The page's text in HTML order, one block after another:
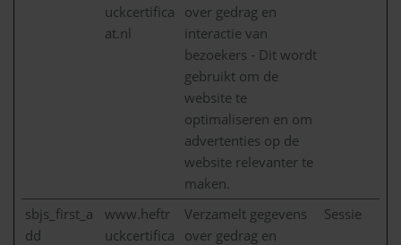
uckcertifica
at.nl
over gedrag en
interactie van
bezoekers - Dit wordt
gebruikt om de
website te
optimaliseren en om
advertenties op de
website relevanter te
maken.
sbjs_first_a
dd
www.heftr
uckcertifica
Verzamelt gegevens
over gedrag en
Sessie